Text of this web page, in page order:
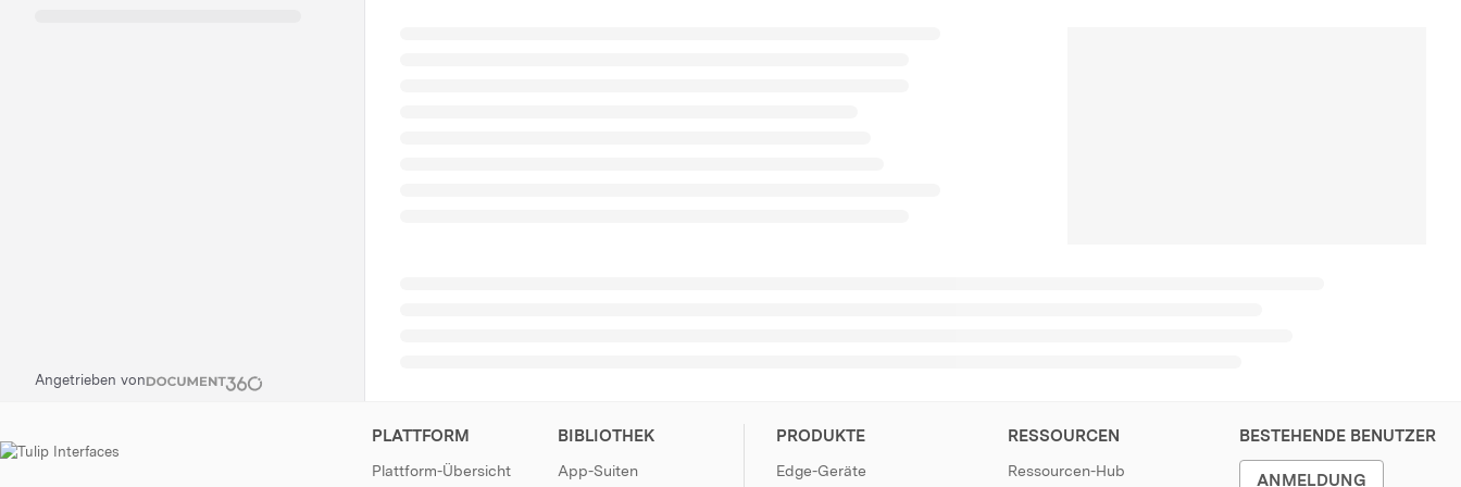
Angetrieben von
PLATTFORM
Plattform-Übersicht
BIBLIOTHEK
App-Suiten
PRODUKTE
Edge-Geräte
RESSOURCEN
Ressourcen-Hub
BESTEHENDE BENUTZER
ANMELDUNG